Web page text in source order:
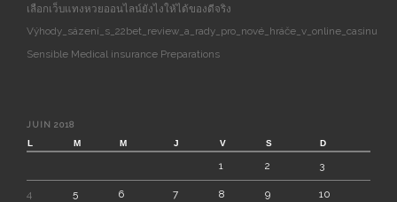
เลือกเว็บแทงหวยออนไลน์ยังไงให้ได้ของดีจริง
Výhody_sázení_s_22bet_review_a_rady_pro_nové_hráče_v_online_casinu
Sensible Medical insurance Preparations
JUIN 2018
L
M M J V S D
1 2 3
4 5 6 7 8 9 10